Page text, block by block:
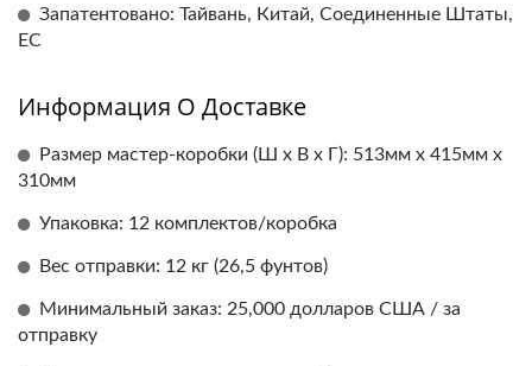
Запатентовано: Тайвань, Китай, Соединенные Штаты,
ЕС
Информация О Доставке
Размер мастер-коробки (Ш x В x Г): 513мм x 415мм x
310мм
Упаковка: 12 комплектов/коробка
Вес отправки: 12 кг (26,5 фунтов)
Минимальный заказ: 25,000 долларов США / за
отправку